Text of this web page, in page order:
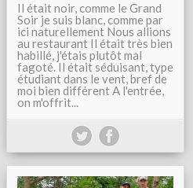
Il était noir, comme le Grand
Soir je suis blanc, comme par
ici naturellement Nous allions
au restaurant Il était très bien
habillé, j'étais plutôt mal
fagoté. Il était séduisant, type
étudiant dans le vent, bref de
moi bien différent A l'entrée,
on m'offrit...